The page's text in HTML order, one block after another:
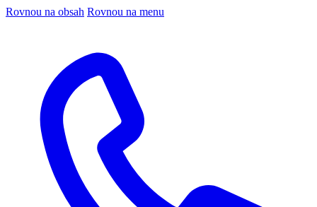
Rovnou na obsah Rovnou na menu